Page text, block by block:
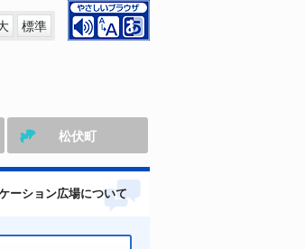
標準
松伏町
ーション広場について